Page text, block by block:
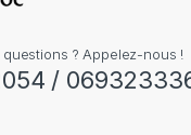
? Appelez-nous !
/